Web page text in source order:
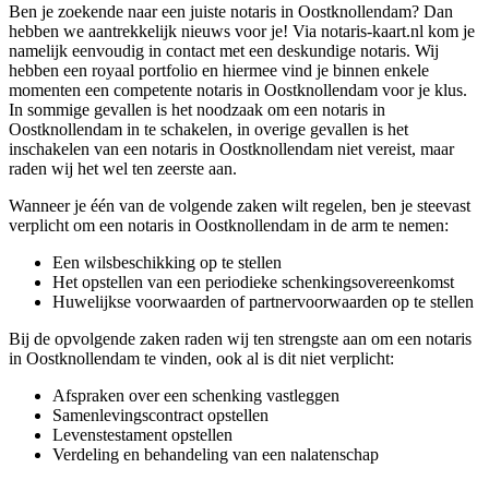
Ben je zoekende naar een juiste notaris in Oostknollendam? Dan
hebben we aantrekkelijk nieuws voor je! Via notaris-kaart.nl kom je
namelijk eenvoudig in contact met een deskundige notaris. Wij
hebben een royaal portfolio en hiermee vind je binnen enkele
momenten een competente notaris in Oostknollendam voor je klus.
In sommige gevallen is het noodzaak om een notaris in
Oostknollendam in te schakelen, in overige gevallen is het
inschakelen van een notaris in Oostknollendam niet vereist, maar
raden wij het wel ten zeerste aan.
Wanneer je één van de volgende zaken wilt regelen, ben je steevast
verplicht om een notaris in Oostknollendam in de arm te nemen:
Een wilsbeschikking op te stellen
Het opstellen van een periodieke schenkingsovereenkomst
Huwelijkse voorwaarden of partnervoorwaarden op te stellen
Bij de opvolgende zaken raden wij ten strengste aan om een notaris
in Oostknollendam te vinden, ook al is dit niet verplicht:
Afspraken over een schenking vastleggen
Samenlevingscontract opstellen
Levenstestament opstellen
Verdeling en behandeling van een nalatenschap